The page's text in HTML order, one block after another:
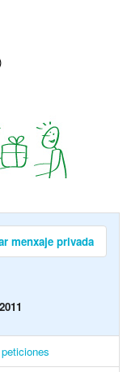
menxaje privada
peticiones